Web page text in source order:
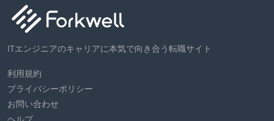
ITエンジニアのキャリアに本気で向き合う転職サイト
利用規約
プライバシーポリシー
お問い合わせ